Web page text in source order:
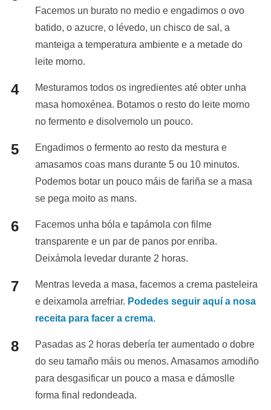
Facemos un burato no medio e engadimos o ovo
batido, o azucre, o lévedo, un chisco de sal, a
manteiga a temperatura ambiente e a metade do
leite morno.
Mesturamos todos os ingredientes até obter unha
masa homoxénea. Botamos o resto do leite morno
no fermento e disolvemolo un pouco.
Engadimos o fermento ao resto da mestura e
amasamos coas mans durante 5 ou 10 minutos.
Podemos botar un pouco máis de fariña se a masa
se pega moito as mans.
Facemos unha bóla e tapámola con filme
transparente e un par de panos por enriba.
Deixámola levedar durante 2 horas.
Mentras leveda a masa, facemos a crema pasteleira
e deixamola arrefriar. Podedes seguir aquí a nosa
receita para facer a crema.
Pasadas as 2 horas debería ter aumentado o dobre
do seu tamaño máis ou menos. Amasamos amodiño
para desgasificar un pouco a masa e dámoslle
forma final redondeada.